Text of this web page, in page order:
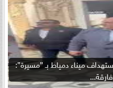
ميناء دمياط بـ ”مسيرة”: